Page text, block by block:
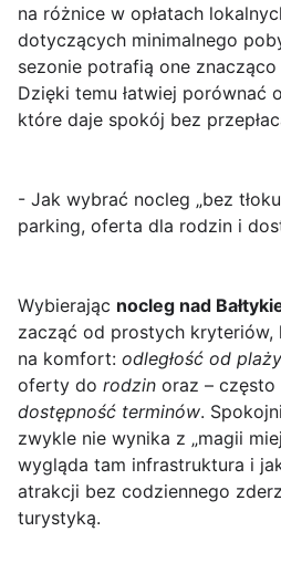
na różnice w opłatach
dotyczących minimalnego
sezonie potrafią one
Dzięki temu łatwiej porównać
które daje spokój bez
- Jak wybrać nocleg „bez
parking, oferta dla rodzin i
Wybierając nocleg nad
zacząć od prostych kryteriów,
na komfort: odległość od plaży
oferty do rodzin oraz – często
dostępność terminów.
zwykle nie wynika z „magii
wygląda tam infrastruktura i
atrakcji bez codziennego
turystyką.